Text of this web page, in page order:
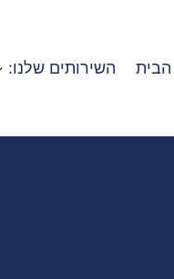
השירותים שלנו: